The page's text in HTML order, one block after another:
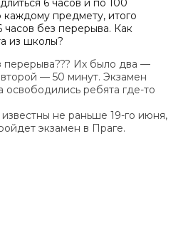
6 часов и по 100
каждому предмету, итого
часов без перерыва. Как
из школы?
перерыва??? Их было два —
— 50 минут. Экзамен
освободились ребята где-то
известны не раньше 19-го июня,
экзамен в Праге.